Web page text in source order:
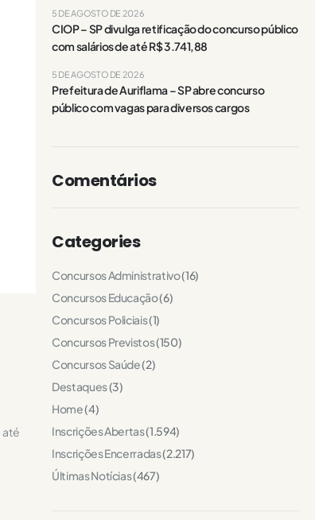
até
CIOP – SP divulga retificação do concurso público
com salários de até R$ 3.741,88
5 DE AGOSTO DE 2026
Prefeitura de Auriflama – SP abre concurso
público com vagas para diversos cargos
5 DE AGOSTO DE 2026
Comentários
Categories
Concursos Administrativo(16)
Concursos Educação(6)
Concursos Policiais(1)
Concursos Previstos(150)
Concursos Saúde(2)
Destaques(3)
Home(4)
Inscrições Abertas(1.594)
Inscrições Encerradas(2.217)
Últimas Notícias(467)